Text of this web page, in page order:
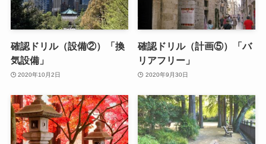
確認ドリル（設備②）「換
気設備」
2020年10月2日
確認ドリル（計画⑤）「バ
リアフリー」
2020年9月30日